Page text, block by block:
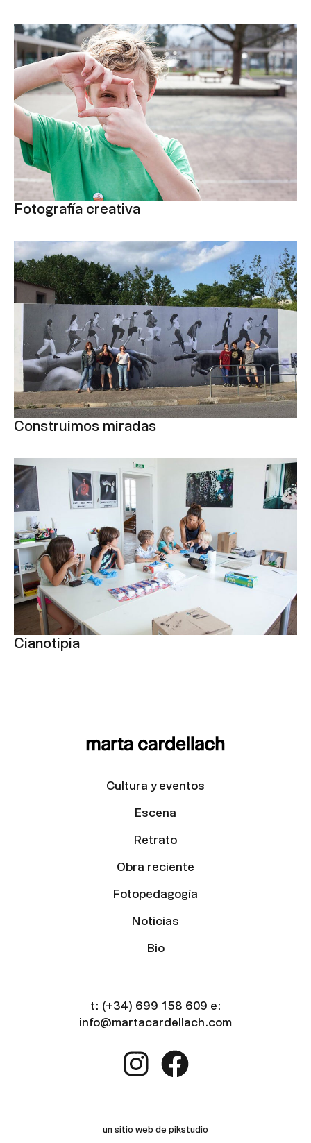
Fotografía creativa
Construimos miradas
Cianotipia
Cultura y eventos
Escena
Retrato
Obra reciente
Fotopedagogía
Noticias
Bio
t: (+34) 699 158 609 e:
info@martacardellach.com
un sitio web de pikstudio